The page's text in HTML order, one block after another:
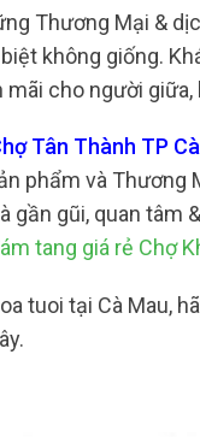
Thương Mại &
không giống.
cho người
Tân Thành TP
phẩm và
gần gũi, quan
tang giá rẻ Chợ
tuoi tại Cà Mau,